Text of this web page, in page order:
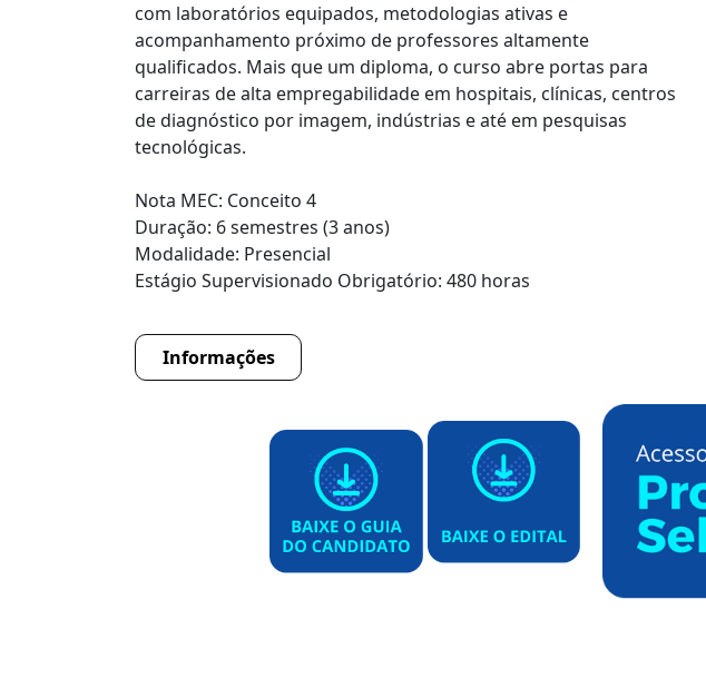
com laboratórios equipados, metodologias ativas e
acompanhamento próximo de professores altamente
qualificados. Mais que um diploma, o curso abre portas para
carreiras de alta empregabilidade em hospitais, clínicas, centros
de diagnóstico por imagem, indústrias e até em pesquisas
tecnológicas.
Nota MEC: Conceito 4
Duração: 6 semestres (3 anos)
Modalidade: Presencial
Estágio Supervisionado Obrigatório: 480 horas
Informações